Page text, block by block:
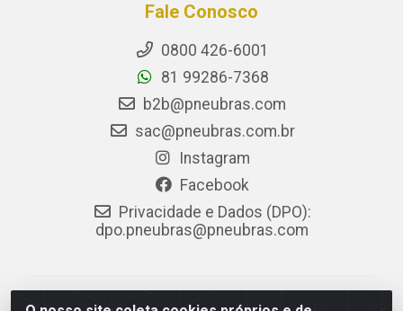
Fale Conosco
0800 426-6001
81 99286-7368
b2b@pneubras.com
sac@pneubras.com.br
Instagram
Facebook
Privacidade e Dados (DPO):
dpo.pneubras@pneubras.com
PneuBras - Rodovia BR-101, KM 82 - Prazeres,